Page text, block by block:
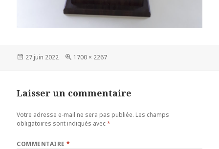
Publié
27 juin 2022
Taille
1700 × 2267
Laisser un commentaire
Votre adresse e-mail ne sera pas publiée. Les champs
obligatoires sont indiqués avec*
COMMENTAIRE*